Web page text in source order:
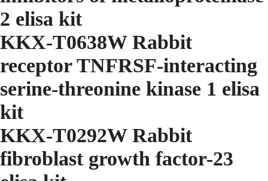
2 elisa kit
KKX-T0638W Rabbit
receptor TNFRSF-interacting
serine-threonine kinase 1 elisa
kit
KKX-T0292W Rabbit
fibroblast growth factor-23